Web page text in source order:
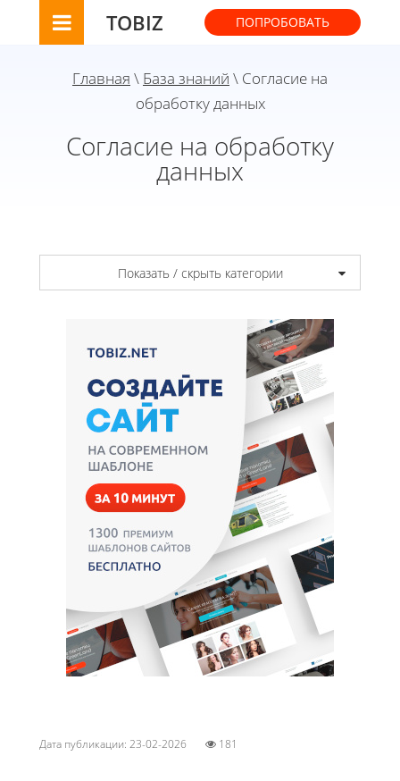
TOBIZ ПОПРОБОВАТЬ
Главная \ База знаний \ Согласие на
обработку данных
Согласие на обработку
данных
Показать / скрыть категории
Дата публикации: 23-02-2026 181